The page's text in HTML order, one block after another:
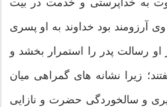
به خداپرستى و خدمت در بیت‏
آرزومند بود خداوند به او پسرى
رسالت پدر را استمرار بخشد و
زیرا نشانه‏ هاى گمراهى میان
پیرى و سالخوردگى حضرت و نازایى